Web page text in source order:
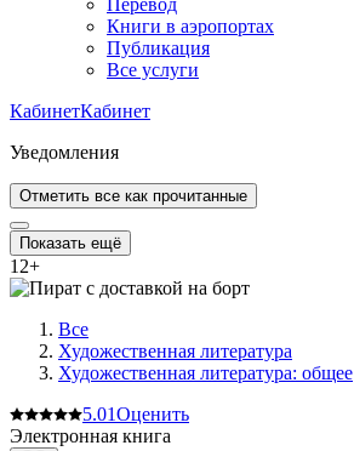
Перевод
Книги в аэропортах
Публикация
Все услуги
КабинетКабинет
Уведомления
Отметить все как прочитанные
Показать ещё
12+
Все
Художественная литература
Художественная литература: общее
5.01Оценить
Электронная книга